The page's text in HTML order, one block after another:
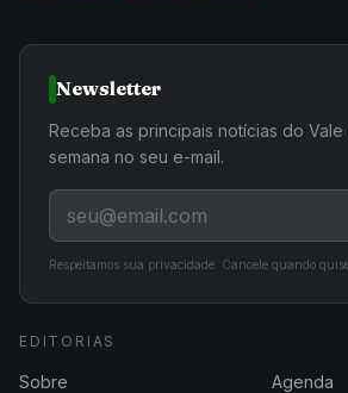
Newsletter
Receba as principais notícias do
semana no seu e-mail.
Respeitamos sua privacidade. Cancele quando
EDITORIAS
Sobre Agenda